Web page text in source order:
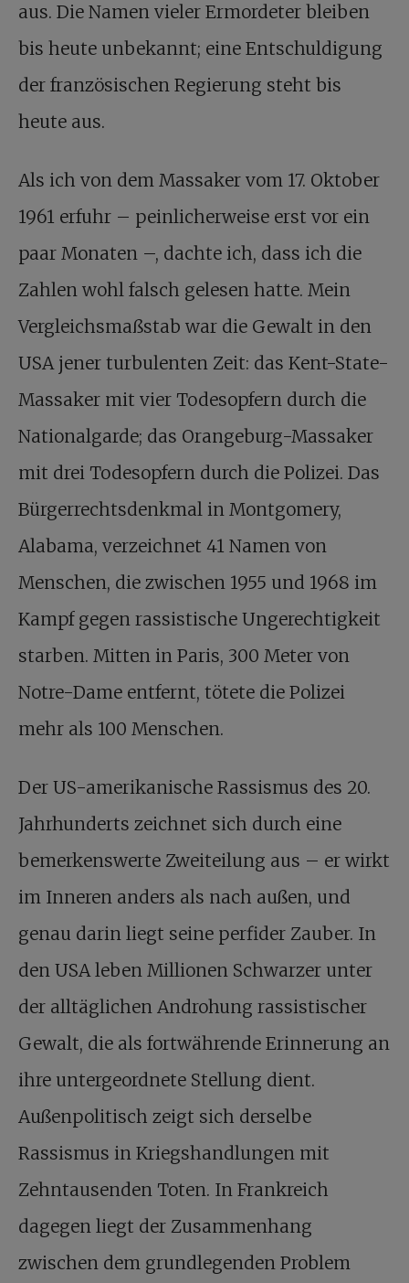
aus. Die Namen vieler Ermordeter bleiben
bis heute unbekannt; eine Entschuldigung
der französischen Regierung steht bis
heute aus.
Als ich von dem Massaker vom 17. Oktober
1961 erfuhr – peinlicherweise erst vor ein
paar Monaten –, dachte ich, dass ich die
Zahlen wohl falsch gelesen hatte. Mein
Vergleichsmaßstab war die Gewalt in den
USA jener turbulenten Zeit: das Kent-State-
Massaker mit vier Todesopfern durch die
Nationalgarde; das Orangeburg-Massaker
mit drei Todesopfern durch die Polizei. Das
Bürgerrechtsdenkmal in Montgomery,
Alabama, verzeichnet 41 Namen von
Menschen, die zwischen 1955 und 1968 im
Kampf gegen rassistische Ungerechtigkeit
starben. Mitten in Paris, 300 Meter von
Notre-Dame entfernt, tötete die Polizei
mehr als 100 Menschen.
Der US-amerikanische Rassismus des 20.
Jahrhunderts zeichnet sich durch eine
bemerkenswerte Zweiteilung aus – er wirkt
im Inneren anders als nach außen, und
genau darin liegt seine perfider Zauber. In
den USA leben Millionen Schwarzer unter
der alltäglichen Androhung rassistischer
Gewalt, die als fortwährende Erinnerung an
ihre untergeordnete Stellung dient.
Außenpolitisch zeigt sich derselbe
Rassismus in Kriegshandlungen mit
Zehntausenden Toten. In Frankreich
dagegen liegt der Zusammenhang
zwischen dem grundlegenden Problem